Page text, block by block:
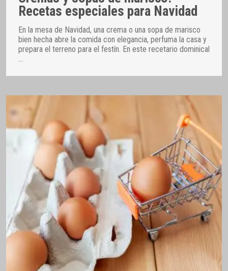
Recetas especiales para Navidad
En la mesa de Navidad, una crema o una sopa de marisco
bien hecha abre la comida con elegancia, perfuma la casa y
prepara el terreno para el festín. En este recetario dominical
…